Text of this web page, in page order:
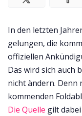
In den letzten
gelungen, die
offiziellen
Das wird sich auch
nicht ändern. Denn
kommenden
Die Quelle gilt